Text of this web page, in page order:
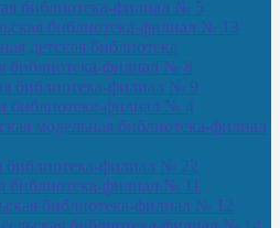
библиотека-филиал № 5
библиотека-филиал № 13
детская библиотека
библиотека-филиал № 8
библиотека-филиал № 9
библиотека-филиал № 4
модельная библиотека-филиал
библиотека-филиал № 22
библиотека-филиал № 11
библиотека-филиал № 12